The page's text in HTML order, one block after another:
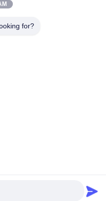
2026 YIXING HUADING
los derechos reservados.
for?